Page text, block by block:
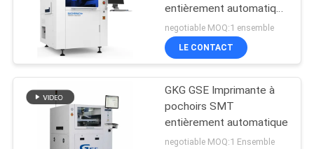
CARTE
Conducteur de SMT
21
entièrement automatique
Imprimante à sérigraphie
à soie
negotiable MOQ:1 ensemble
LE CONTACT
GKG GSE Imprimante à
pochoirs SMT
entièrement automatique
negotiable MOQ:1 Ensemble